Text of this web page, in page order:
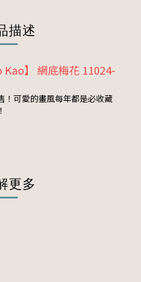
描述
Kao】 網底梅花 11024-
可愛的畫風每年都是必收藏
更多